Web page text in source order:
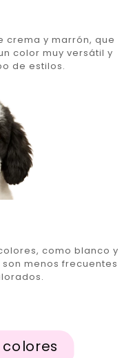
crema y marrón, que
color muy versátil y
de estilos.
como blanco y
menos frecuentes